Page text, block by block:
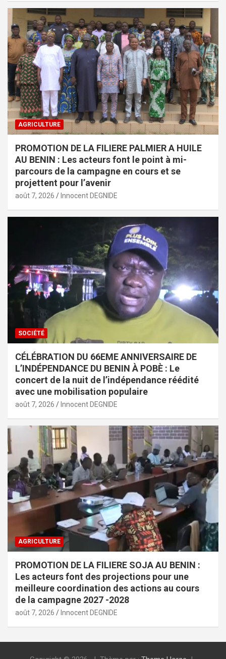
AGRICULTURE
PROMOTION DE LA FILIERE PALMIER A HUILE
AU BENIN : Les acteurs font le point à mi-
parcours de la campagne en cours et se
projettent pour l’avenir
août 7, 2026 Innocent DEGNIDE
SOCIÉTÉ
CÉLÉBRATION DU 66EME ANNIVERSAIRE DE
L’INDÉPENDANCE DU BENIN À POBÈ : Le
concert de la nuit de l’indépendance réédité
avec une mobilisation populaire
août 7, 2026 Innocent DEGNIDE
AGRICULTURE
PROMOTION DE LA FILIERE SOJA AU BENIN :
Les acteurs font des projections pour une
meilleure coordination des actions au cours
de la campagne 2027 -2028
août 7, 2026 Innocent DEGNIDE